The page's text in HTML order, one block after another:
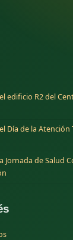
edificio R2 del
Día de la
Jornada de Salud